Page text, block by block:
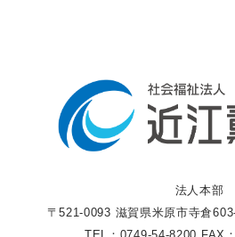
法人本部
〒521-0093 滋賀県米原市寺倉